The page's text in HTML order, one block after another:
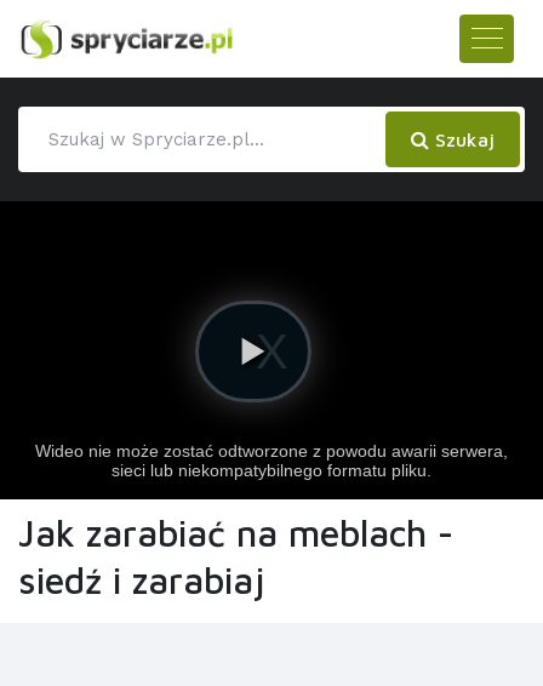
Szukaj
Jak zarabiać na meblach -
siedź i zarabiaj